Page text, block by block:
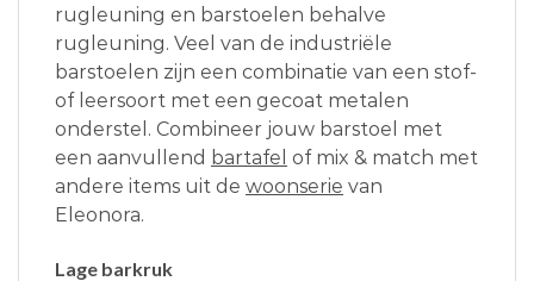
rugleuning en barstoelen behalve
rugleuning. Veel van de industriële
barstoelen zijn een combinatie van een stof-
of leersoort met een gecoat metalen
onderstel. Combineer jouw barstoel met
een aanvullend bartafel of mix & match met
andere items uit de woonserie van
Eleonora.
Lage barkruk